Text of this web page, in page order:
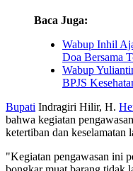
Baca Juga:
Wabup Inhil
Doa Bersama
Wabup
BPJS
Bupati Indragiri Hilir, H.
bahwa kegiatan
ketertiban dan keselamatan
"Kegiatan pengawasan ini